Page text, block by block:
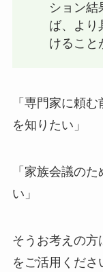
ション結
ば、より
けること
「専門家に頼
を知りたい」
「家族会議の
い」
そうお考えの方
をご活用くださ